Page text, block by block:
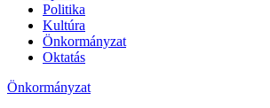
Politika
Kultúra
Önkormányzat
Oktatás
Önkormányzat